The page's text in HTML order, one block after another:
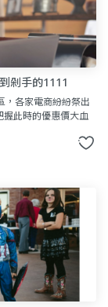
剁手的1111
各家電商紛紛祭出
此時的優惠價大血